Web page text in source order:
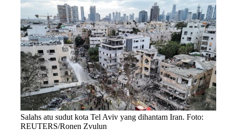
Salahs atu sudut kota Tel Aviv yang dihantam Iran. Foto:
REUTERS/Ronen Zvulun